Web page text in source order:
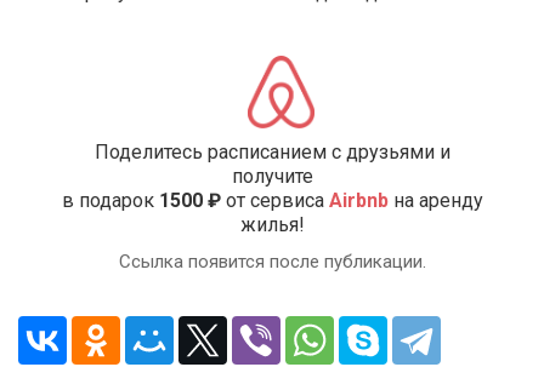
Поделитесь расписанием с друзьями и
получите
в подарок 1500 ₽от сервиса Airbnbна аренду
жилья!
Ссылка появится после публикации.